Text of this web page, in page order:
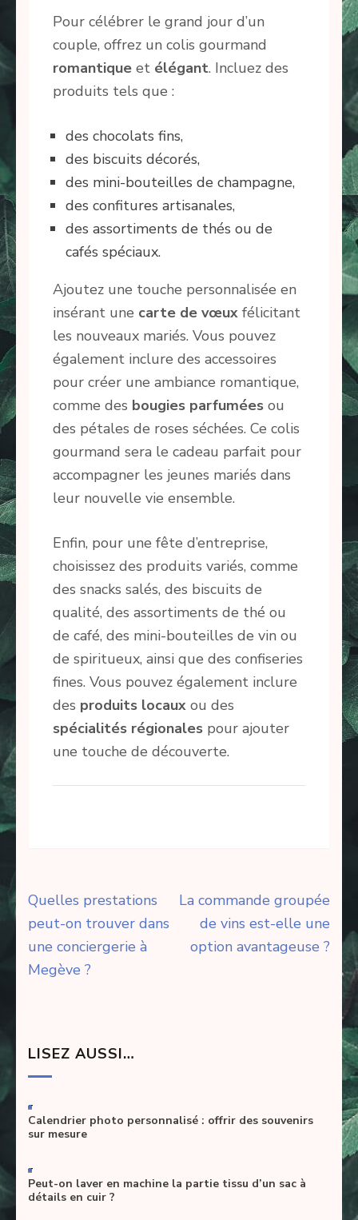
Pour célébrer le grand jour d’un
couple, offrez un colis gourmand
romantique et élégant. Incluez des
produits tels que :
des chocolats fins,
des biscuits décorés,
des mini-bouteilles de champagne,
des confitures artisanales,
des assortiments de thés ou de
cafés spéciaux.
Ajoutez une touche personnalisée en
insérant une carte de vœux félicitant
les nouveaux mariés. Vous pouvez
également inclure des accessoires
pour créer une ambiance romantique,
comme des bougies parfumées ou
des pétales de roses séchées. Ce colis
gourmand sera le cadeau parfait pour
accompagner les jeunes mariés dans
leur nouvelle vie ensemble.
Enfin, pour une fête d’entreprise,
choisissez des produits variés, comme
des snacks salés, des biscuits de
qualité, des assortiments de thé ou
de café, des mini-bouteilles de vin ou
de spiritueux, ainsi que des confiseries
fines. Vous pouvez également inclure
des produits locaux ou des
spécialités régionales pour ajouter
une touche de découverte.
Navigation
de
l’article
Quelles prestations
peut-on trouver dans
une conciergerie à
Megève ?
La commande groupée
de vins est-elle une
option avantageuse ?
LISEZ AUSSI…
-
Calendrier photo personnalisé : offrir des souvenirs
sur mesure
-
Peut-on laver en machine la partie tissu d’un sac à
détails en cuir ?